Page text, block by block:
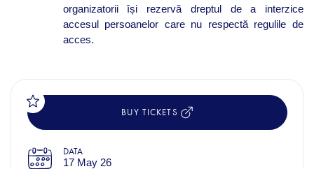
organizatorii își rezervă dreptul de a interzice
accesul persoanelor care nu respectă regulile de
acces.
BUY TICKETS
DATA
17 May 26